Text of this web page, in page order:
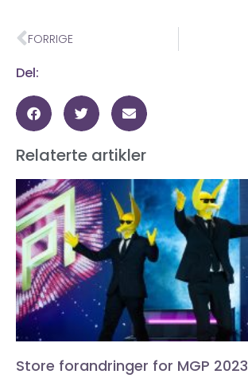
FORRIGE
Del:
Relaterte artikler
Store forandringer for MGP 2023